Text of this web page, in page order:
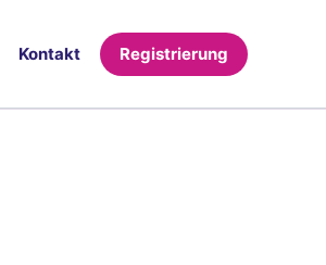
Kontakt Registrierung